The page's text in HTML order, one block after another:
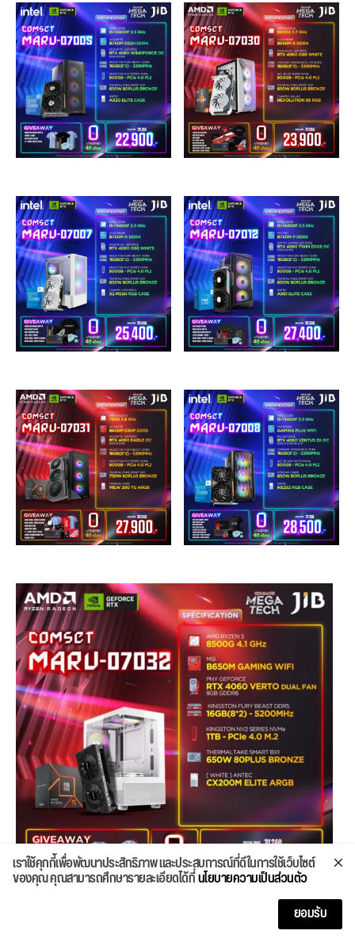
เราใช้คุกกี้เพื่อพัฒนาประสิทธิภาพ และประสบการณ์ที่ดีในการใช้เว็บไซต์
ของคุณ คุณสามารถศึกษารายละเอียดได้ที่นโยบายความเป็นส่วนตัว
ยอมรับ